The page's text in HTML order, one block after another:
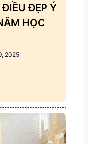
ĐIỀU ĐẸP Ý
HỌC
2025